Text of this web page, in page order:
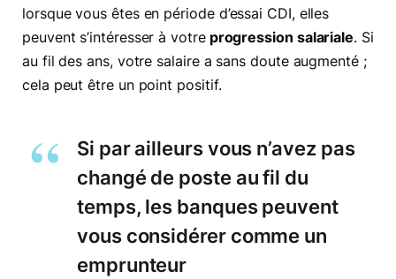
lorsque vous êtes en période d’essai CDI, elles
peuvent s’intéresser à votreprogression salariale. Si
au fil des ans, votre salaire a sans doute augmenté ;
cela peut être un point positif.
Si par ailleurs vous n’avez pas
changé de poste au fil du
temps, les banques peuvent
vous considérer comme un
emprunteur